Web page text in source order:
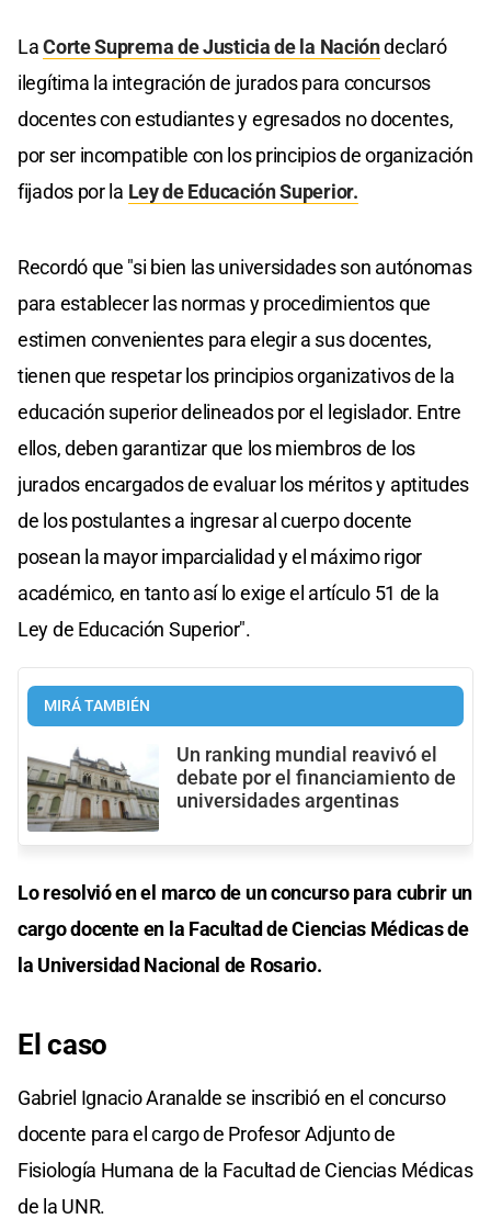
LaCorte Suprema de Justicia de la Nacióndeclaró
ilegítima la integración de jurados para concursos
docentes con estudiantes y egresados no docentes,
por ser incompatible con los principios de organización
fijados por la Ley de Educación Superior.
Recordó que "si bien las universidades son autónomas
para establecer las normas y procedimientos que
estimen convenientes para elegir a sus docentes,
tienen que respetar los principios organizativos de la
educación superior delineados por el legislador. Entre
ellos, deben garantizar que los miembros de los
jurados encargados de evaluar los méritos y aptitudes
de los postulantes a ingresar al cuerpo docente
posean la mayor imparcialidad y el máximo rigor
académico, en tanto así lo exige el artículo 51 de la
Ley de Educación Superior".
MIRÁ TAMBIÉN
Un ranking mundial reavivó el
debate por el financiamiento de
universidades argentinas
Lo resolvió en el marco de un concurso para cubrir un
cargo docente en la Facultadde Ciencias Médicas de
la Universidad Nacional de Rosario.
El caso
Gabriel Ignacio Aranalde se inscribió en el concurso
docente para el cargo de Profesor Adjunto de
Fisiología Humana de la Facultad de Ciencias Médicas
de la UNR.